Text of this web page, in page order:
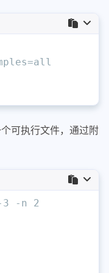
可执行文件，通过附
-n 2